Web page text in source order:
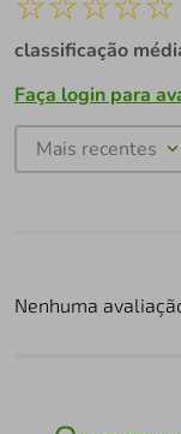
classificação
Faça login para
Mais recentes
Nenhuma